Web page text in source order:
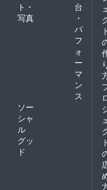
ト・
写真
台
・
パ
フ
ォ
ー
マ
ン
ス
ソー
シャ
ル
グッ
ド